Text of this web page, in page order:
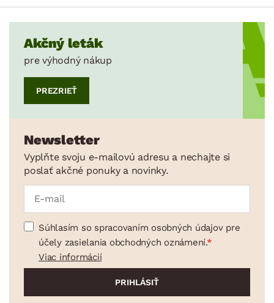
Akčný leták
pre výhodný nákup
PREZRIEŤ
Newsletter
Vyplňte svoju e-mailovú adresu a nechajte si
poslať akčné ponuky a novinky.
Súhlasím so spracovaním osobných údajov pre
účely zasielania obchodných oznámení.
Viac informácií